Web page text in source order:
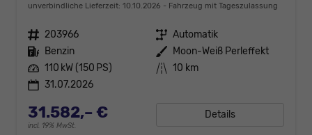
unverbindliche Lieferzeit: 10.10.2026 Fahrzeug mit Tageszulassung
Fahrzeugnr. 203966 Getriebe Automatik
Kraftstoff Benzin Außenfarbe Moon-Weiß Perleffekt
Leistung 110 kW (150 PS) Kilometerstand 10 km
31.07.2026
31.582,– €
incl. 19% MwSt.
Details